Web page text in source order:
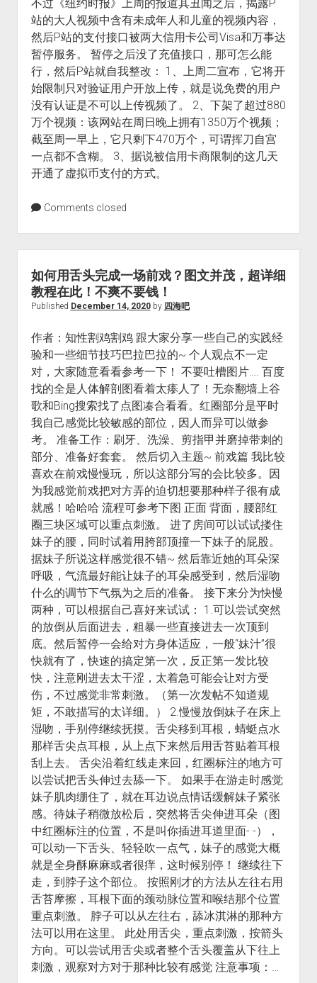
不过《纽约时报》上周的报道其丑闻之后，揭露P
站的大人视频中含有未成年人和儿童的视频内容，
然后P站的支付接口被两大信用卡公司Visa和万事达
暂停服务。 暂停之后没了充值接口，那可怎么能
行，然后P站就自我整改： 1、上周二宣布，它将开
始限制只对验证用户开放上传，就是说免费的用户
没有认证是不可以上传视频了。 2、下架了超过880
万个视频：该网站在周日晚上拥有1350万个视频；
截至周一早上，它只剩下470万个，可谓挥刀自宫
一点都不含糊。 3、据说被信用卡商限制的这几天
开通了虚拟币支付的方式。
Comments closed
如何用舌头完成一场前戏？图文并茂，超详细
教程在此！不爽不要钱！
Published December 14, 2020by 四海吧
作者：知性割鸡割鸡 跟大家分享一些自己的实践经
验和一些细节技巧巴拉巴拉的~ 个人观点不一定
对，大家随意看看参考一下！ 不要吐槽图片…. 百度
找的全是人体解剖图看着太瘆人了！无奈翻墙上谷
歌和Bing搜索找了点图凑合看看。红圈部分是平时
我自己感觉比较敏感的部位，因人而异可以做参
考。 准备工作：刷牙、洗澡、剪指甲并磨掉带刺的
部分、准备好套套。 然后切入主题~ 前戏篇 我比较
喜欢在前戏慢慢玩，所以这部分写的会比较多。因
为我感觉前戏把对方弄的迫切想要那种样子很有成
就感！哈哈哈 流程可参考下图 正面 背面，腰部红
圈三块区域可以重点刺激。 进了房间可以试试搂住
妹子的腰，同时试着用胯部顶撞一下妹子的屁股。
据妹子所说这样感觉很不错~ 然后靠近她的耳朵深
呼吸，气流最好能让妹子的耳朵感受到，然后湿吻
什么的调节下气氛为之后的准备。 接下来分为快慢
两种，可以根据自己喜好来试试： 1.可以尝试突然
的放倒从后面进去，粗暴一些直接进去一次顶到
底。然后暂停一会给对方身体适应，一般“妹汁”很
快就有了，快速的搞定第一次，反正第一发比较
快，注意刚进去太干涩，太着急可能会让对方受
伤，不过感觉非常刺激。（第一次发帖不知道规
矩，不敢描写的太详细。） 2.慢慢放倒妹子在床上
湿吻，手别停继续抚摸。舌尖移到耳根，蜻蜓点水
那样舌尖点耳根，从上点下来然后用舌苔贴着耳根
刮上去。 舌尖沿着红线走来回，红圈标注的地方可
以尝试把舌头伸过去舔一下。 如果手在游走时感觉
妹子肌肉绷住了，就在耳边说点情话缓解妹子紧张
感。待妹子稍微放松后，突然将舌尖伸进耳朵（图
中红圈标注的位置，不是叫你插进耳道里面- -），
可以动一下舌头、轻轻吹一点气，妹子的感觉大概
就是全身酥麻麻或者很痒，这时候别停！ 继续往下
走，到脖子这个部位。 按照刚才的方法从左往右用
舌苔摩擦，耳根下面的颈动脉位置和喉结那个位置
重点刺激。 脖子可以从左往右，舔冰淇淋的那种方
法可以用在这里。 此处用舌尖，重点刺激，按箭头
方向。可以尝试用舌尖或者整个舌头覆盖从下往上
刺激，观察对方对于那种比较有感觉 注意事项：…